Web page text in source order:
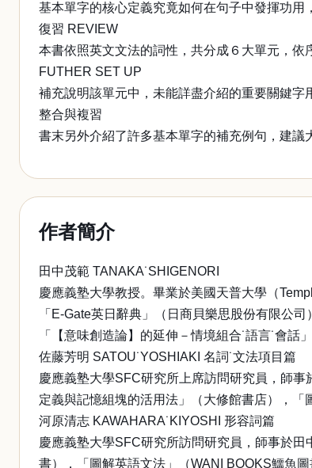
基本單字的核心定義究竟如何在句子中發揮功用
復習 REVIEW
本書依照英文文法的詞性，共分成６大單元，依
FUTHER SET UP
補充說明該單元中，未能詳盡介紹的重要關鍵字
整合與複習
書末另外介紹了許多基本單字的補充例句，建議
作者簡介
田中茂範 TANAKA˙SHIGENORI
慶應義塾大學教授。畢業於美國天普大學（
「E-Gate英日辭典」（日商貝樂思股份有限公
「【意味創造論】的延伸－情境組合˙語言˙會話
佐藤芳明 SATOU˙YOSHIAKI 名詞˙文法項目篇
慶應義塾大學SFC研究所上席訪問研究員，師
定義與記憶組塊的活用法」（大修館書店），「
河原清志 KAWAHARA˙KIYOSHI 形容詞篇
慶應義塾大學SFC研究所訪問研究員，師事於
書），「圖解英語文法」（WANI BOOKS鱷魚